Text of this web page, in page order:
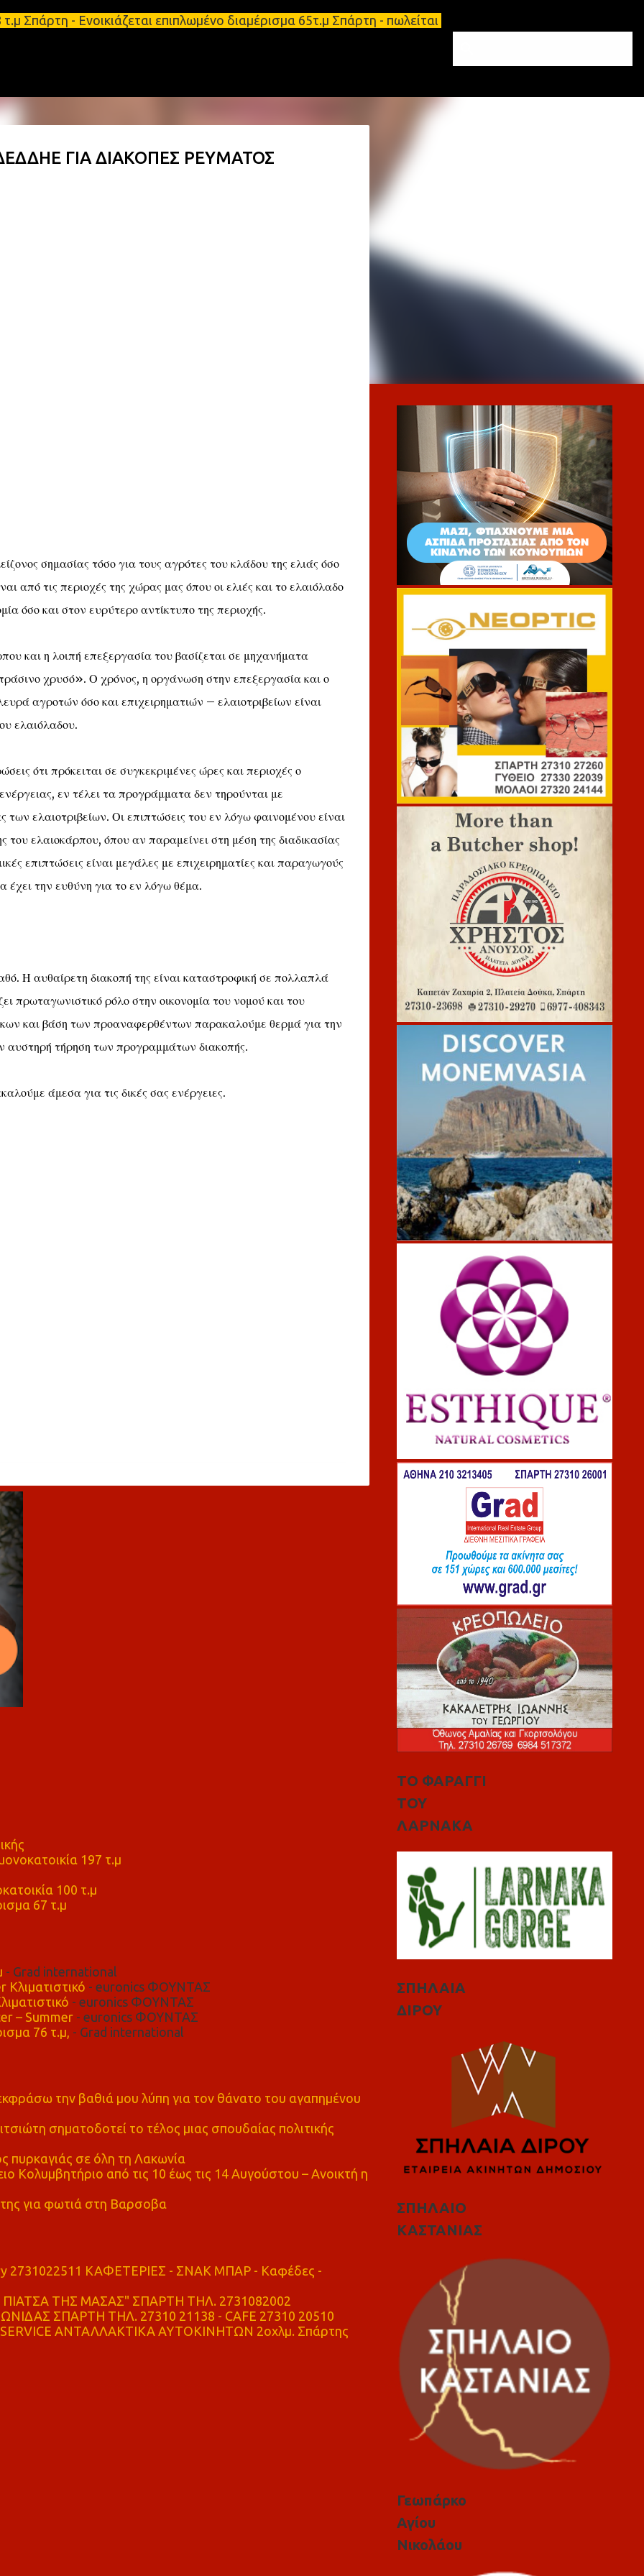
Μετάβαση στο κύριο περιεχόμενο
- Ενοικιάζεται επιπλωμένο διαμέρισμα 65τ.μ Σπάρτη - πωλείται τριάρι διαμέρισμα
ΓΙΑ ΔΙΑΚΟΠΕΣ ΡΕΥΜΑΤΟΣ
σημασίας τόσο για τους αγρότες του κλάδου της ελιάς όσο
από τις περιοχές της χώρας μας όπου οι ελιές και το ελαιόλαδο
όσο και στον ευρύτερο αντίκτυπο της περιοχής.
και η λοιπή επεξεργασία του βασίζεται σε μηχανήματα
χρυσό». Ο χρόνος, η οργάνωση στην επεξεργασία και ο
αγροτών όσο και επιχειρηματιών – ελαιοτριβείων είναι
ελαιόλαδου.
ότι πρόκειται σε συγκεκριμένες ώρες και περιοχές ο
εν τέλει τα προγράμματα δεν τηρούνται με
των ελαιοτριβείων. Οι επιπτώσεις του εν λόγω φαινομένου είναι
του ελαιοκάρπου, όπου αν παραμείνει στη μέση της διαδικασίας
επιπτώσεις είναι μεγάλες με επιχειρηματίες και παραγωγούς
έχει την ευθύνη για το εν λόγω θέμα.
Η αυθαίρετη διακοπή της είναι καταστροφική σε πολλαπλά
πρωταγωνιστικό ρόλο στην οικονομία του νομού και του
και βάση των προαναφερθέντων παρακαλούμε θερμά για την
αυστηρή τήρηση των προγραμμάτων διακοπής.
άμεσα για τις δικές σας ενέργειες.
197 τ.μ
100 τ.μ
67 τ.μ
- Grad international
- euronics ΦΟΥΝΤΑΣ
- euronics ΦΟΥΝΤΑΣ
– Summer- euronics ΦΟΥΝΤΑΣ
76 τ.μ, - Grad international
την βαθιά μου λύπη για τον θάνατο του αγαπημένου
σηματοδοτεί το τέλος μιας σπουδαίας πολιτικής
πυρκαγιάς σε όλη τη Λακωνία
Κολυμβητήριο από τις 10 έως τις 14 Αυγούστου – Ανοικτή η
για φωτιά στη Βαρσοβα
2731022511 ΚΑΦΕΤΕΡΙΕΣ - ΣΝΑΚ ΜΠΑΡ - Καφέδες -
ΤΗΣ ΜΑΣΑΣ" ΣΠΑΡΤΗ ΤΗΛ. 2731082002
ΣΠΑΡΤΗ ΤΗΛ. 27310 21138 - CAFE 27310 20510
ΑΝΤΑΛΛΑΚΤΙΚΑ ΑΥΤΟΚΙΝΗΤΩΝ 2οχλμ. Σπάρτης
ΤΟ ΦΑΡΑΓΓΙ
ΤΟΥ
ΛΑΡΝΑΚΑ
ΣΠΗΛΑΙΑ
ΔΙΡΟΥ
ΣΠΗΛΑΙΟ
ΚΑΣΤΑΝΙΑΣ
Γεωπάρκο
Αγίου
Νικολάου